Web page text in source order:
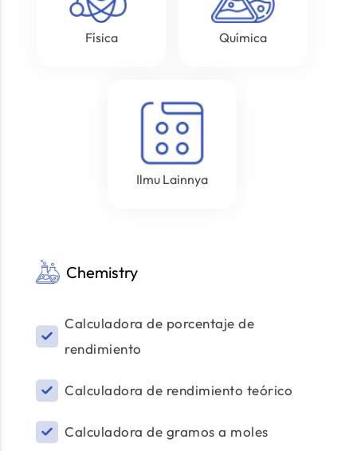
Física Química
Ilmu Lainnya
Chemistry
Calculadora de porcentaje de
rendimiento
Calculadora de rendimiento teórico
Calculadora de gramos a moles